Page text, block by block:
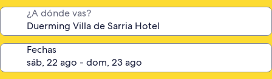
¿A dónde vas?
Fechas